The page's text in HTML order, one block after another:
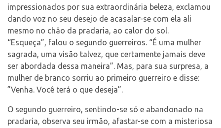
impressionados por sua extraordinária beleza, exclamou
dando voz no seu desejo de acasalar-se com ela ali
mesmo no chão da pradaria, ao calor do sol.
“Esqueça”, falou o segundo guerreiros. “É uma mulher
sagrada, uma visão talvez, que certamente jamais deve
ser abordada dessa maneira”. Mas, para sua surpresa, a
mulher de branco sorriu ao primeiro guerreiro e disse:
”Venha. Você terá o que deseja”.
O segundo guerreiro, sentindo-se só e abandonado na
pradaria, observa seu irmão, afastar-se com a misteriosa